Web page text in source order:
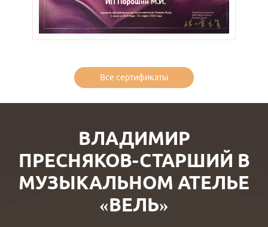
Все сертификаты
ВЛАДИМИР
ПРЕСНЯКОВ-СТАРШИЙ В
МУЗЫКАЛЬНОМ АТЕЛЬЕ
«ВЕЛЬ»